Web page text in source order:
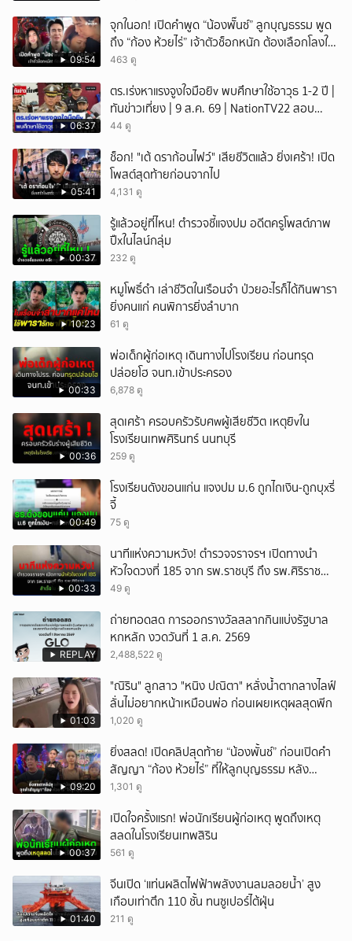
09:54
จุกในอก! เปิดคำพูด “น้องพั๊นซ์” ลูกบุญธรรม พูด
ถึง “ก้อง ห้วยไร่” เจ้าตัวช็อกหนัก ต้องเลือกโลงให้
ลูก!
463 ดู
06:37
ตร.เร่งหาแรงจูงใจมือยิv พบศึกษาใช้อาวุธ 1-2 ปี |
ทันข่าวเที่ยง | 9 ส.ค. 69 | NationTV22 สอบ
พยานแล้ว 17 ปาก เร่งตรวจมือถือและหลักฐานที่
เพื่อน และสื่อโซเ
44 ดู
05:41
ช็อก! "เต้ ดราก้อนไฟว์" เสียชีวิตแล้ว ยิ่งเศร้า! เปิด
โพสต์สุดท้ายก่อนจากไป
4,131 ดู
00:37
รู้แล้วอยู่ที่ไหน! ตำรวจชี้แจงปม อดีตครูโพสต์ภาพ
ปืxในไลน์กลุ่ม
232 ดู
10:23
หมูโพธิ์ดำ เล่าชีวิตในเรือนจำ ป่วยอะไรก็ได้กินพารา
ยิ่งคนแก่ คนพิการยิ่งลำบาก
61 ดู
00:33
พ่อเด็กผู้ก่อเหตุ เดินทางไปโรงเรียน ก่อนทรุด
ปล่อยโฮ จนท.เข้าประครอง
6,878 ดู
00:36
สุดเศร้า ครอบครัวรับศwผู้เสียชีวิต เหตุยิvใน
โรงเรียนเทพศิรินทร์ นนทบุรี
259 ดู
00:49
โรงเรียนดังขอนแก่น แจงปม ม.6 ถูกไถเงิน-ถูกบุxรี่
จี้
75 ดู
00:33
นาทีแห่งความหวัง! ตำรวจจราจรฯ เปิดทางนำ
หัวใจดวงที่ 185 จาก รพ.ราชบุรี ถึง รพ.ศิริราช
สำเร็จใน 48 นาที
49 ดู
REPLAY
ถ่ายทอดสด การออกรางวัลสลากกินแบ่งรัฐบาล
หกหลัก งวดวันที่ 1 ส.ค. 2569
2,488,522 ดู
01:03
"ณิริน" ลูกสาว "หนิง ปณิตา" หลั่งน้ำตากลางไลฟ์
ลั่นไม่อยากหน้าเหมือนพ่อ ก่อนเผยเหตุผลสุดพีก
1,020 ดู
09:20
ยิ่งสลด! เปิดคลิปสุดท้าย “น้องพั้นช์” ก่อนเปิดคำ
สัญญา “ก้อง ห้วยไร่” ที่ให้ลูกบุญธรรม หลัง
ลาโลก!
1,301 ดู
00:37
เปิดใจครั้งแรก! พ่อนักเรียนผู้ก่อเหตุ พูดถึงเหตุ
สลดในโรงเรียนเทพสิริน
561 ดู
01:40
จีนเปิด ‘แท่นผลิตไฟฟ้าพลังงานลมลอยน้ำ’ สูง
เกือบเท่าตึก 110 ชั้น ทนซูเปอร์ไต้ฝุ่น
211 ดู